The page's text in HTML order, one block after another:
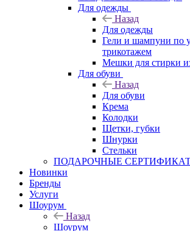
Для одежды
Назад
Для одежды
Гели и шампуни по
трикотажем
Мешки для стирки
Для обуви
Назад
Для обуви
Крема
Колодки
Щетки, губки
Шнурки
Стельки
ПОДАРОЧНЫЕ
Новинки
Бренды
Услуги
Шоурум
Назад
Шоурум